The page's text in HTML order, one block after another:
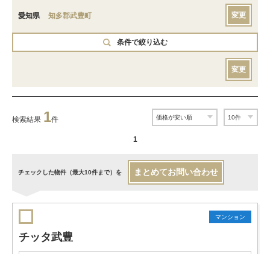
愛知県 知多郡武豊町 変更
条件で絞り込む
変更
検索結果 1件
1
チェックした物件（最大10件まで）を まとめてお問い合わせ
マンション
チッタ武豊